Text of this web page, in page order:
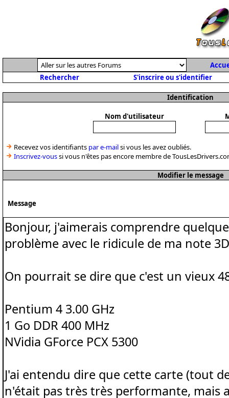
Rechercher
S'inscrire ou s'identifier
Identification
Nom d'utilisateur
Recevez vos identifiants par e-mailsi vous les avez oubliés.
Inscrivez-voussi vous n'êtes pas encore membre de
Modifier le message
Message